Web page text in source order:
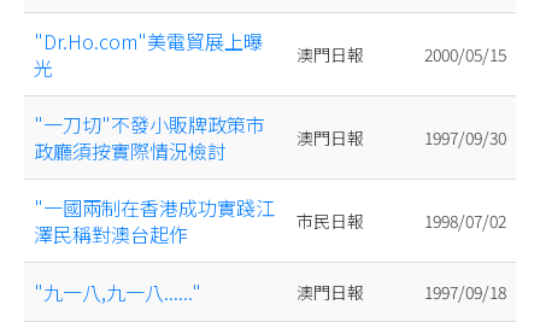
"Dr.Ho.com"美電貿展上曝
光
澳門日報 2000/05/15
"一刀切"不發小販牌政策市
政廳須按實際情況檢討
澳門日報 1997/09/30
"一國兩制在香港成功實踐江
澤民稱對澳台起作
市民日報 1998/07/02
"九一八,九一八......" 澳門日報 1997/09/18